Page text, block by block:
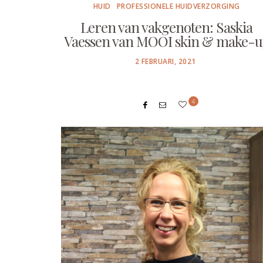
HUID PROFESSIONELE HUIDVERZORGING
Leren van vakgenoten: Saskia
Vaessen van MOOI skin & make-
POSTED
2 FEBRUARI, 2021
4